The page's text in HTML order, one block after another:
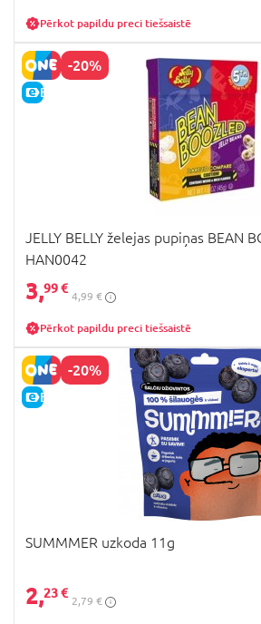
Pērkot papildu preci tiešsaistē
-20%
E-CENA
JELLY BELLY želejas pupiņas BEAN
HAN0042
3,99 €
4,99 €
Pērkot papildu preci tiešsaistē
-20%
E-CENA
SUMMMER uzkoda 11g
2,23 €
2,79 €